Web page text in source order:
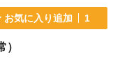
お気に入り追加 1